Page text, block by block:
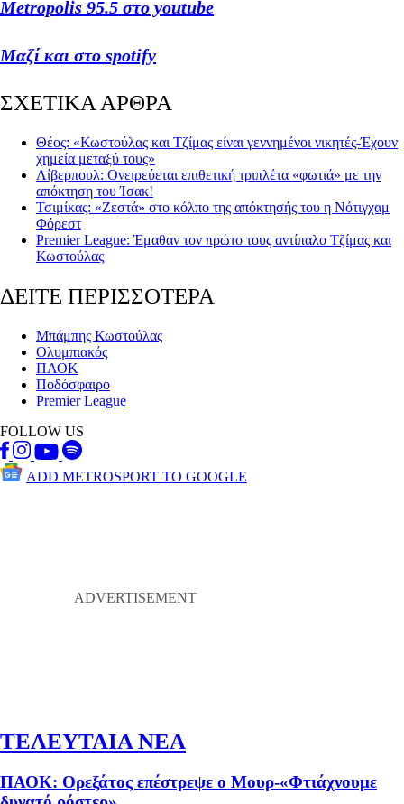
Metropolis 95.5 στο youtube
Μαζί και στο spotify
ΣΧΕΤΙΚΑ ΑΡΘΡΑ
Θέος: «Κωστούλας και Τζίμας είναι γεννημένοι νικητές-Έχουν
χημεία μεταξύ τους»
Λίβερπουλ: Ονειρεύεται επιθετική τριπλέτα «φωτιά» με την
απόκτηση του Ίσακ!
Τσιμίκας: «Ζεστά» στο κόλπο της απόκτησής του η Νότιγχαμ
Φόρεστ
Premier League: Έμαθαν τον πρώτο τους αντίπαλο Τζίμας και
Κωστούλας
ΔΕΙΤΕ ΠΕΡΙΣΣΟΤΕΡΑ
Μπάμπης Κωστούλας
Ολυμπιακός
ΠΑΟΚ
Ποδόσφαιρο
Premier League
FOLLOW US
ADD METROSPORT TO GOOGLE
ΤΕΛΕΥΤΑΙΑ ΝΕΑ
ΠΑΟΚ: Ορεξάτος επέστρεψε ο Μουρ-«Φτιάχνουμε